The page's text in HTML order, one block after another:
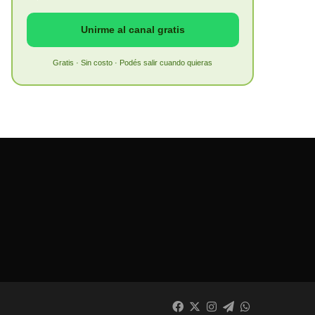
Unirme al canal gratis
Gratis · Sin costo · Podés salir cuando quieras
Facebook
X Instagram
Telegram